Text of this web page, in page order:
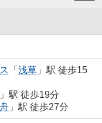
「 浅草」駅 徒歩15
駅 徒歩19分
」駅 徒歩27分